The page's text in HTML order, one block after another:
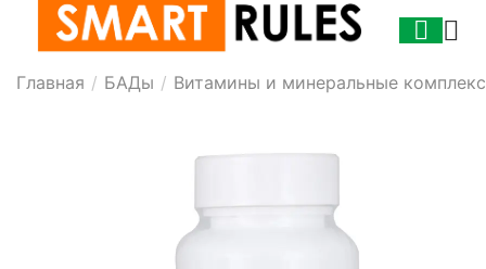
Главная / БАДы / Витамины и минеральные